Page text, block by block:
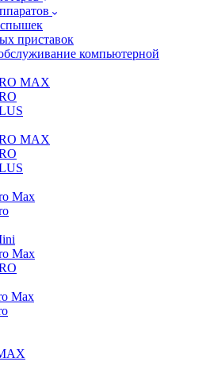
приставок
компьютерной
MAX
MAX
Max
Max
Max